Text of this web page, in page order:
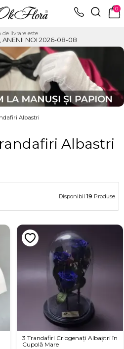
0
de livrare este
ANENII NOI 2026-08-08
Albastri
Albastri
Disponibil 19 Produse
3 Trandafiri Criogenați Albaștri în
Cupolă Mare